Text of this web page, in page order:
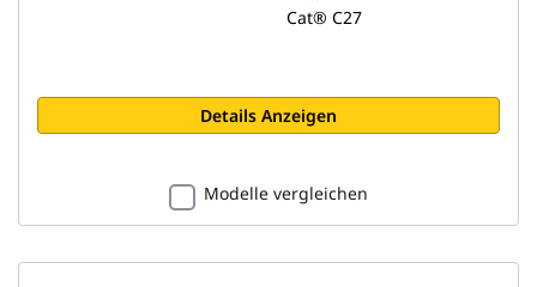
Cat® C27
Details Anzeigen
Modelle vergleichen